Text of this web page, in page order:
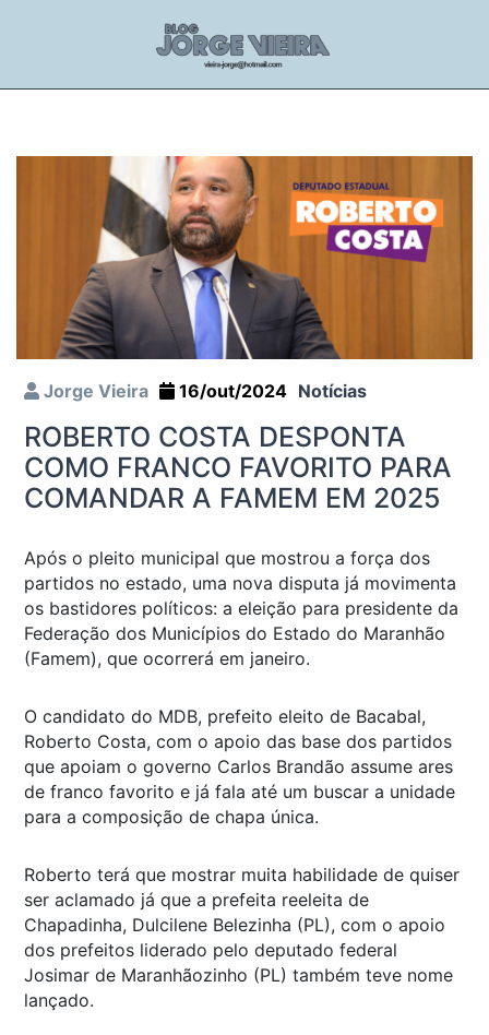
Jorge Vieira 16/out/2024 Notícias
ROBERTO COSTA DESPONTA
COMO FRANCO FAVORITO PARA
COMANDAR A FAMEM EM 2025
Após o pleito municipal que mostrou a força dos
partidos no estado, uma nova disputa já movimenta
os bastidores políticos: a eleição para presidente da
Federação dos Municípios do Estado do Maranhão
(Famem), que ocorrerá em janeiro.
O candidato do MDB, prefeito eleito de Bacabal,
Roberto Costa, com o apoio das base dos partidos
que apoiam o governo Carlos Brandão assume ares
de franco favorito e já fala até um buscar a unidade
para a composição de chapa única.
Roberto terá que mostrar muita habilidade de quiser
ser aclamado já que a prefeita reeleita de
Chapadinha, Dulcilene Belezinha (PL), com o apoio
dos prefeitos liderado pelo deputado federal
Josimar de Maranhãozinho (PL) também teve nome
lançado.